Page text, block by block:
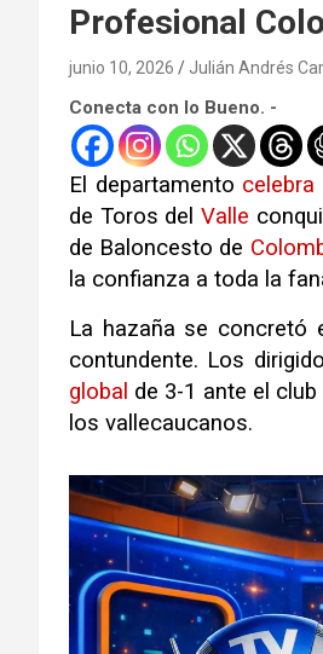
Profesional
junio 10, 2026 Julián Andrés
Conecta con lo Bueno. -
El departamento celebra
de Toros delValle
de Baloncesto de
la confianza a toda la
La hazaña se concretó
contundente. Los
global de 3-1 ante el
los vallecaucanos.